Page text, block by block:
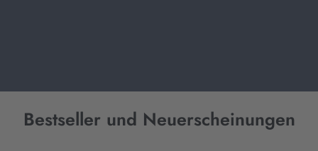
Bestseller und Neuerscheinungen